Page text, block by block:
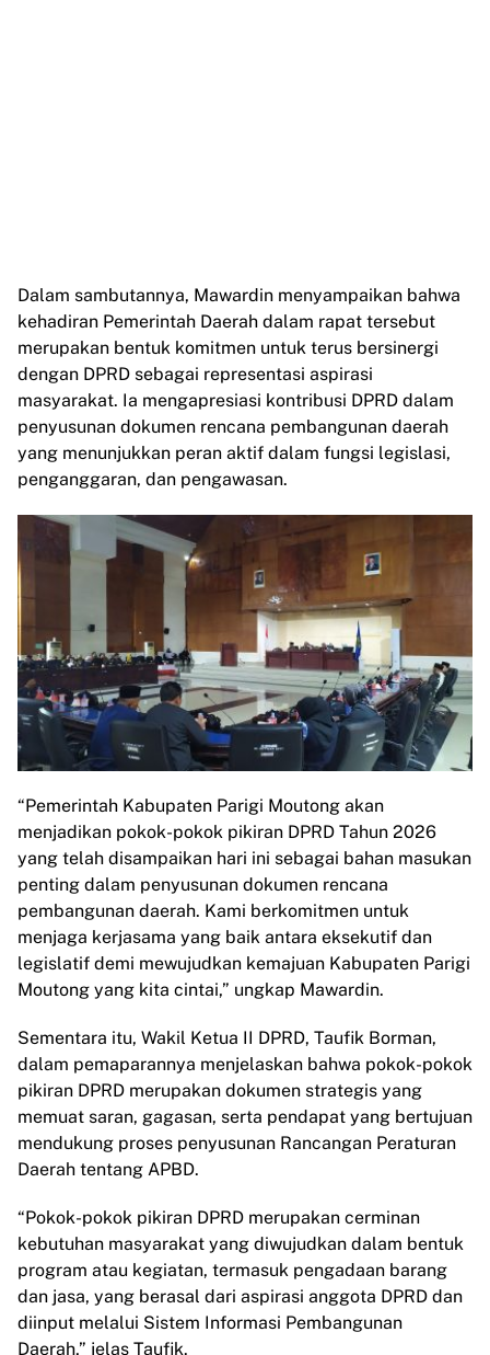
Dalam sambutannya, Mawardin menyampaikan bahwa
kehadiran Pemerintah Daerah dalam rapat tersebut
merupakan bentuk komitmen untuk terus bersinergi
dengan DPRD sebagai representasi aspirasi
masyarakat. Ia mengapresiasi kontribusi DPRD dalam
penyusunan dokumen rencana pembangunan daerah
yang menunjukkan peran aktif dalam fungsi legislasi,
penganggaran, dan pengawasan.
“Pemerintah Kabupaten Parigi Moutong akan
menjadikan pokok-pokok pikiran DPRD Tahun 2026
yang telah disampaikan hari ini sebagai bahan masukan
penting dalam penyusunan dokumen rencana
pembangunan daerah. Kami berkomitmen untuk
menjaga kerjasama yang baik antara eksekutif dan
legislatif demi mewujudkan kemajuan Kabupaten Parigi
Moutong yang kita cintai,” ungkap Mawardin.
Sementara itu, Wakil Ketua II DPRD, Taufik Borman,
dalam pemaparannya menjelaskan bahwa pokok-pokok
pikiran DPRD merupakan dokumen strategis yang
memuat saran, gagasan, serta pendapat yang bertujuan
mendukung proses penyusunan Rancangan Peraturan
Daerah tentang APBD.
“Pokok-pokok pikiran DPRD merupakan cerminan
kebutuhan masyarakat yang diwujudkan dalam bentuk
program atau kegiatan, termasuk pengadaan barang
dan jasa, yang berasal dari aspirasi anggota DPRD dan
diinput melalui Sistem Informasi Pembangunan
Daerah,” jelas Taufik.